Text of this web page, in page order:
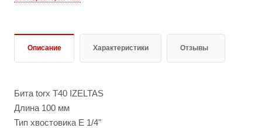
Описание Характеристики Отзывы
Бита torx T40 IZELTAS
Длина 100 мм
Тип хвостовика E 1/4"